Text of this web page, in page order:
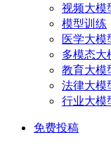
视频大模
模型训练
医学大模
多模态大
教育大模
法律大模
行业大模
免费投稿